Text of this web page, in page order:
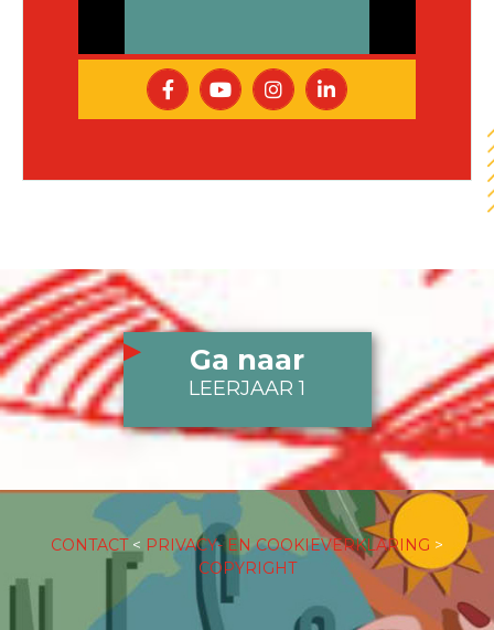
Ga naar
LEERJAAR 1
CONTACT< PRIVACY- EN COOKIEVERKLARING >
COPYRIGHT